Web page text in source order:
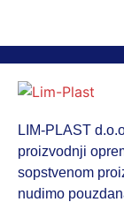
LIM-PLAST
proizvodnji
sopstvenom
nudimo